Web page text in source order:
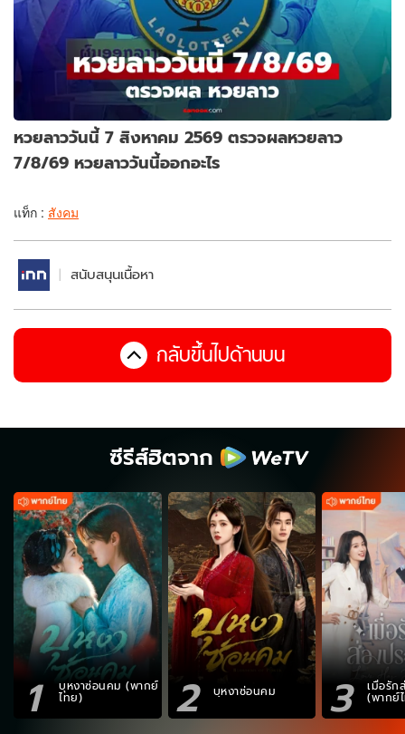
หวยลาววันนี้ 7 สิงหาคม 2569 ตรวจผลหวยลาว
7/8/69 หวยลาววันนี้ออกอะไร
แท็ก : สังคม
สนับสนุนเนื้อหา
กลับขึ้นไปด้านบน
ซีรีส์ฮิตจาก
1 บุหงาซ่อนคม (พากย์
ไทย) 2 บุหงาซ่อนคม 3 เมื่อรัก
(พากย์